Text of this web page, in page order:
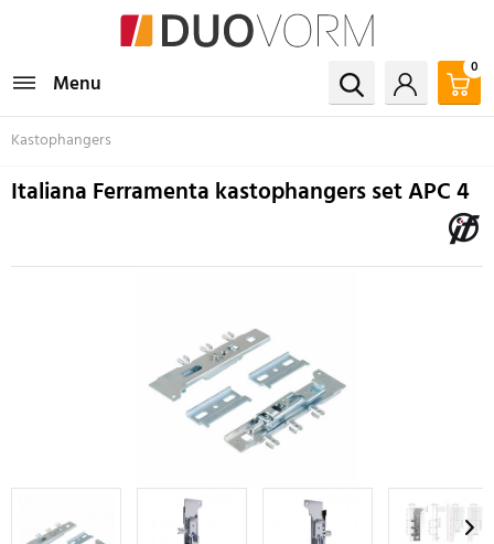
Menu
0
Kastophangers
Italiana Ferramenta kastophangers set APC 4